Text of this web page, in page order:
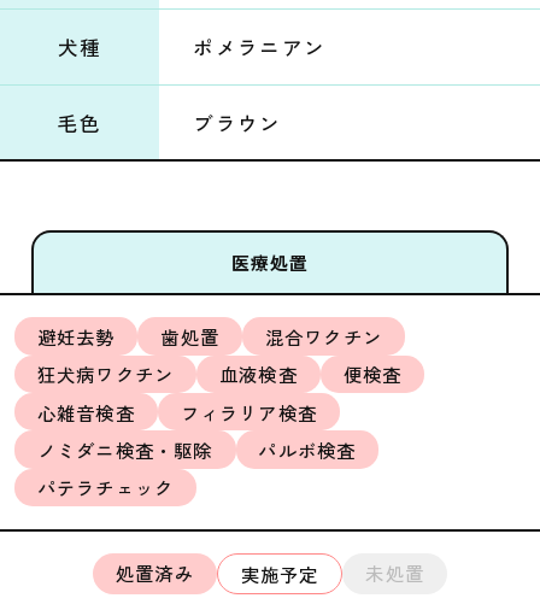
犬種 ポメラニアン
毛色 ブラウン
医療処置
避妊去勢 歯処置
混合ワクチン
狂犬病ワクチン
血液検査
便検査
心雑音検査
フィラリア検査
ノミダニ検査・駆除
パルボ検査
パテラチェック
処置済み 実施予定 未処置